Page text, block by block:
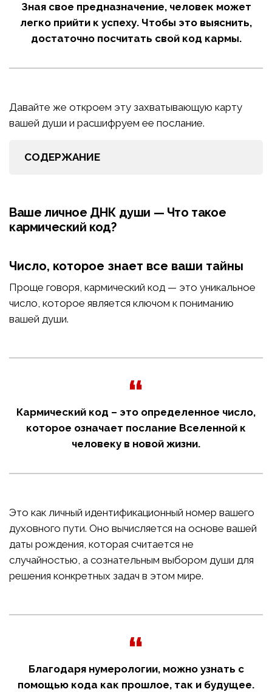
Зная свое предназначение, человек может
легко прийти к успеху. Чтобы это выяснить,
достаточно посчитать свой код кармы.
Давайте же откроем эту захватывающую карту
вашей души и расшифруем ее послание.
СОДЕРЖАНИЕ
Ваше личное ДНК души — Что такое
кармический код?
Число, которое знает все ваши тайны
Проще говоря, кармический код — это уникальное
число, которое является ключом к пониманию
вашей души.
Кармический код – это определенное число,
которое означает послание Вселенной к
человеку в новой жизни.
Это как личный идентификационный номер вашего
духовного пути. Оно вычисляется на основе вашей
даты рождения, которая считается не
случайностью, а сознательным выбором души для
решения конкретных задач в этом мире.
Благодаря нумерологии, можно узнать с
помощью кода как прошлое, так и будущее.